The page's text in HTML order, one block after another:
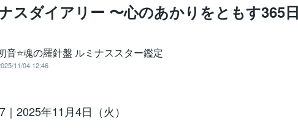
スダイアリー 〜心のあかりをともす365
音⭐️魂の羅針盤 ルミナススター鑑定
11/04 12:46
｜2025年11月4日（火）